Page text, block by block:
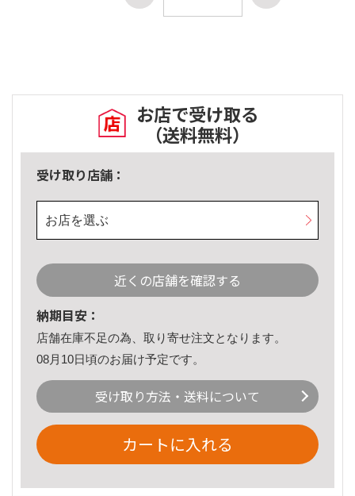
お店で受け取る
（送料無料）
受け取り店舗：
お店を選ぶ
近くの店舗を確認する
納期目安：
店舗在庫不足の為、取り寄せ注文となります。
08月10日頃のお届け予定です。
受け取り方法・送料について
カートに入れる